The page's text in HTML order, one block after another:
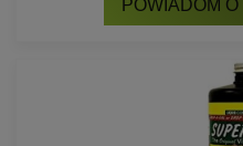
POWIADOM